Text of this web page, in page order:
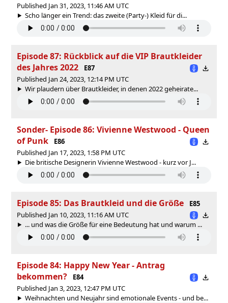
Published Jan 31, 2023, 11:46 AM UTC
Scho länger ein Trend: das zweite (Party-) Kleid für di...
Episode 87: Rückblick auf die VIP Brautkleider
des Jahres 2022
E87
Published Jan 24, 2023, 12:14 PM UTC
Wir plaudern über Brautkleider, in denen 2022 geheirate...
Sonder- Episode 86: Vivienne Westwood - Queen
of Punk
E86
Published Jan 17, 2023, 1:58 PM UTC
Die britische Designerin Vivienne Westwood - kurz vor J...
Episode 85: Das Brautkleid und die Größe
E85
Published Jan 10, 2023, 11:16 AM UTC
... und was die Größe für eine Bedeutung hat und warum ...
Episode 84: Happy New Year - Antrag
bekommen?
E84
Published Jan 3, 2023, 12:47 PM UTC
Weihnachten und Neujahr sind emotionale Events - und be...